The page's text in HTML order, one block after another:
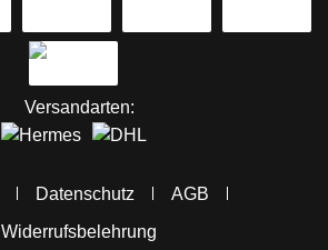
Versandarten:
Datenschutz
AGB
Widerrufsbelehrung